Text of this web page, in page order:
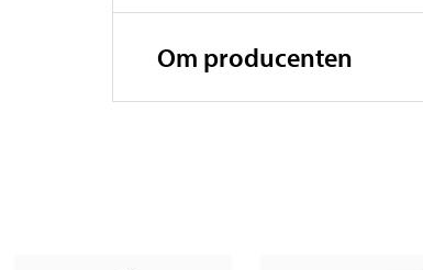
Om producenten